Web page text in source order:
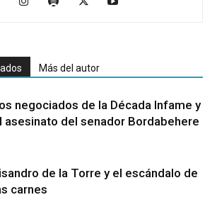
Más del autor
negociados de la Década Infame y
asesinato del senador Bordabehere
de la Torre y el escándalo de
carnes